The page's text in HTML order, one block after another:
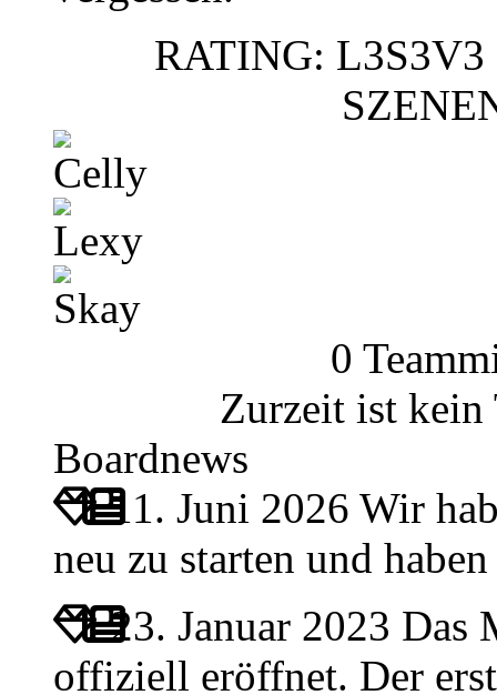
RATING:
Celly
Lexy
Skay
0
Zurzeit ist
Boardnews
11. Juni 2026 Wir
neu zu starten und
23. Januar 2023 Das
offiziell eröffnet. Der